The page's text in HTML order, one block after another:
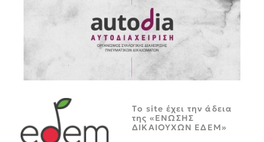
Tο site έχει την άδεια
της «ΕΝΩΣΗΣ
ΔΙΚΑΙΟΥΧΩΝ ΕΔΕΜ»